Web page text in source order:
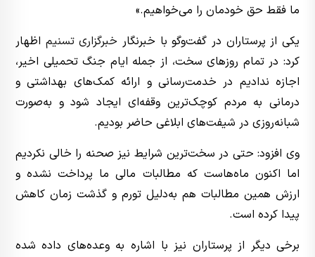
ما فقط حق خودمان را می‌خواهیم.»
یکی از پرستاران در گفت‌وگو با خبرنگار خبرگزاری تسنیم اظهار
کرد: در تمام روزهای سخت، از جمله ایام جنگ تحمیلی اخیر،
اجازه ندادیم در خدمت‌رسانی و ارائه کمک‌های بهداشتی و
درمانی به مردم کوچک‌ترین وقفه‌ای ایجاد شود و به‌صورت
شبانه‌روزی در شیفت‌های ابلاغی حاضر بودیم.
وی افزود: حتی در سخت‌ترین شرایط نیز صحنه را خالی نکردیم
اما اکنون ماه‌هاست که مطالبات مالی ما پرداخت نشده و
ارزش همین مطالبات هم به‌دلیل تورم و گذشت زمان کاهش
پیدا کرده است.
برخی دیگر از پرستاران نیز با اشاره به وعده‌های داده شده